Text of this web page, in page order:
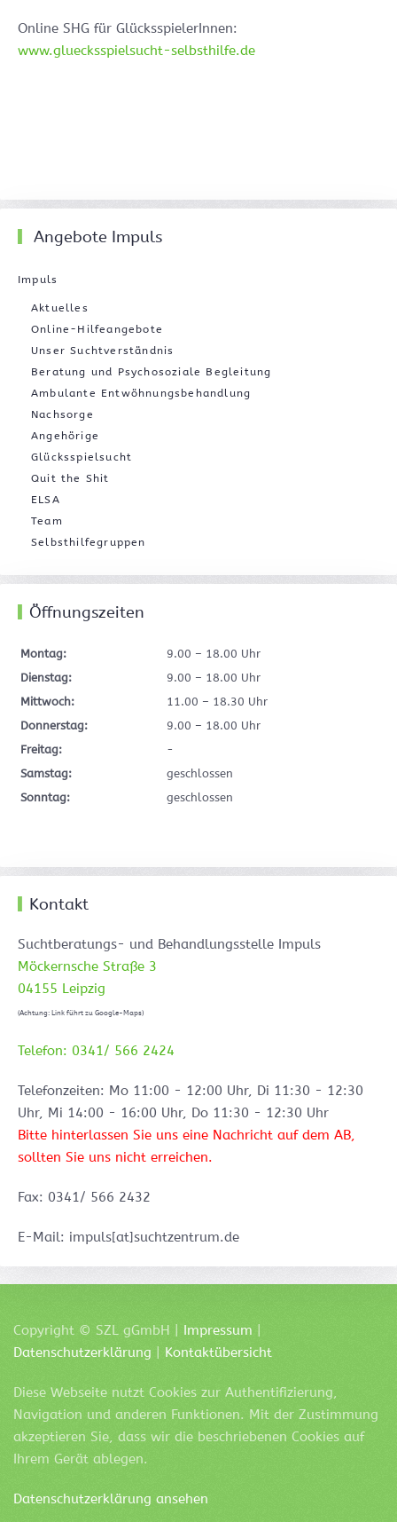
Online SHG für GlücksspielerInnen:
www.gluecksspielsucht-selbsthilfe.de
Angebote Impuls
Impuls
Aktuelles
Online-Hilfeangebote
Unser Suchtverständnis
Beratung und Psychosoziale Begleitung
Ambulante Entwöhnungsbehandlung
Nachsorge
Angehörige
Glücksspielsucht
Quit the Shit
ELSA
Team
Selbsthilfegruppen
Öffnungszeiten
Montag:
9.00 – 18.00 Uhr
Dienstag:
9.00 – 18.00 Uhr
Mittwoch:
11.00 – 18.30 Uhr
Donnerstag:
9.00 – 18.00 Uhr
Freitag:
-
Samstag:
geschlossen
Sonntag:
geschlossen
Kontakt
Suchtberatungs- und Behandlungsstelle Impuls
Möckernsche Straße 3
04155 Leipzig
(Achtung: Link führt zu Google-Maps)
Telefon: 0341/ 566 2424
Telefonzeiten: Mo 11:00 - 12:00 Uhr, Di 11:30 - 12:30
Uhr, Mi 14:00 - 16:00 Uhr, Do 11:30 - 12:30 Uhr
Bitte hinterlassen Sie uns eine Nachricht auf dem AB,
sollten Sie uns nicht erreichen.
Fax: 0341/ 566 2432
E-Mail: impuls[at]suchtzentrum.de
Copyright © SZL gGmbH | Impressum
Datenschutzerklärung
Kontaktübersicht
Diese Webseite nutzt Cookies zur Authentifizierung,
Navigation und anderen Funktionen. Mit der Zustimmung
akzeptieren Sie, dass wir die beschriebenen Cookies auf
Ihrem Gerät ablegen.
Datenschutzerklärung ansehen